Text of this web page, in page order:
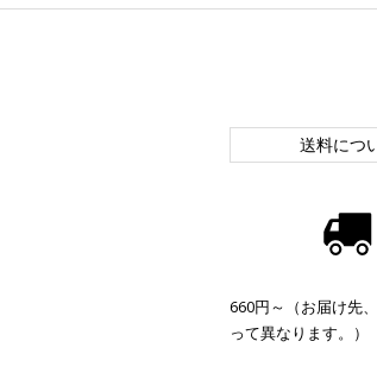
送料につ
660円～（お届け先
って異なります。）